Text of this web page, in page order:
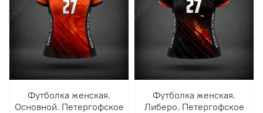
Футболка женская.
Основной. Петергофское
Футболка женская.
Либеро. Петергофское